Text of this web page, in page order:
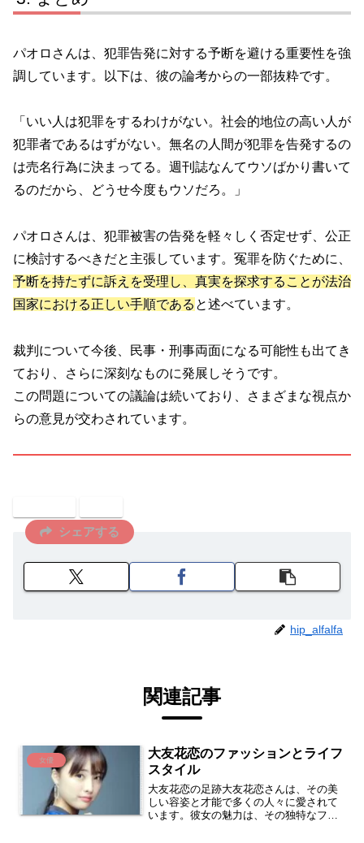
パオロさんは、犯罪告発に対する予断を避ける重要性を強
調しています。以下は、彼の論考からの一部抜粋です。
「いい人は犯罪をするわけがない。社会的地位の高い人が
犯罪者であるはずがない。無名の人間が犯罪を告発するの
は売名行為に決まってる。週刊誌なんてウソばかり書いて
るのだから、どうせ今度もウソだろ。」
パオロさんは、犯罪被害の告発を軽々しく否定せず、公正
に検討するべきだと主張しています。冤罪を防ぐために、
予断を持たずに訴えを受理し、真実を探求することが法治
国家における正しい手順であると述べています。
裁判について今後、民事・刑事両面になる可能性も出てき
ており、さらに深刻なものに発展しそうです。
この問題についての議論は続いており、さまざまな視点か
らの意見が交わされています。
シェアする
hip_alfalfa
関連記事
女優
大友花恋のファッションとライフ
スタイル
大友花恋の足跡大友花恋さんは、その美
しい容姿と才能で多くの人々に愛されて
います。彼女の魅力は、その独特なファ